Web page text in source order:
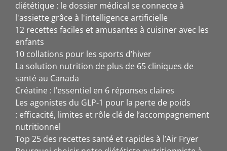
diététique : le dossier médical se connecte à
l'assiette grâce à l'intelligence artificielle
12 recettes faciles et amusantes à cuisiner avec les
enfants
10 collations pour les sports d’hiver
La solution nutrition de plus de 65 cliniques de
santé au Canada
Créatine : l’essentiel en 6 réponses claires
Les agonistes du GLP-1 pour la perte de poids
: efficacité, limites et rôle clé de l’accompagnement
nutritionnel
Top 25 des recettes santé et rapides à l’Air Fryer